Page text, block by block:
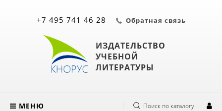
ИЗДАТЕЛЬСТВО
УЧЕБНОЙ
ЛИТЕРАТУРЫ
+7 495 741 46 28 Обратная связь
МЕНЮ Поиск по каталогу